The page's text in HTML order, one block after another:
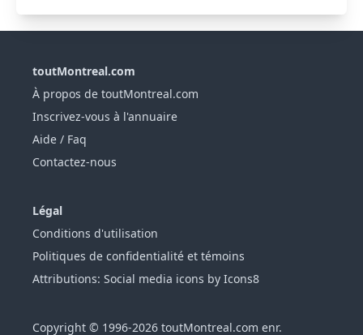
toutMontreal.com
À propos de toutMontreal.com
Inscrivez-vous à l'annuaire
Aide / Faq
Contactez-nous
Légal
Conditions d'utilisation
Politiques de confidentialité et témoins
Attributions: Social media icons by Icons8
Copyright © 1996-2026 toutMontreal.com enr.